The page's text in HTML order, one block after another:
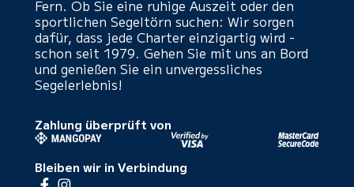
Fern. Ob Sie eine ruhige Auszeit oder den
sportlichen Segeltörn suchen: Wir sorgen
dafür, dass jede Charter einzigartig wird -
schon seit 1979. Gehen Sie mit uns an Bord
und genießen Sie ein unvergessliches
Segelerlebnis!
Zahlung überprüft von
Bleiben wir in Verbindung